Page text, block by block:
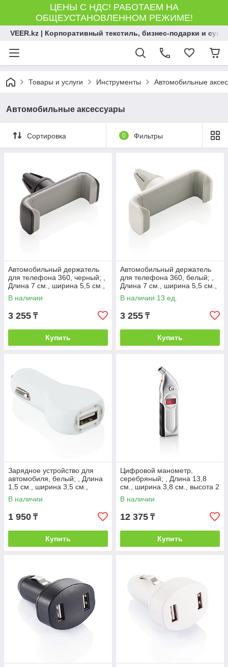
ЦЕНЫ С НДС! РАБОТАЕМ НА
ОБЩЕУСТАНОВЛЕННОМ РЕЖИМЕ!
VEER.kz | Корпоративный текстиль, бизнес-подарки и
Товары и услуги Инструменты Автомобильные
Автомобильные аксессуары
Сортировка 0 Фильтры
Автомобильный держатель
для телефона 360, черный; ,
Длина 7 см., ширина 5,5 см.,
высота 2,5 см., диаметр 0
В наличии
3 255 ₸
Купить
Автомобильный держатель
для телефона 360, белый; ,
Длина 7 см., ширина 5,5 см.,
высота 2,5 см., диаметр 0
см.,
В наличии 13 ед.
3 255 ₸
Купить
Зарядное устройство для
автомобиля, белый; , Длина
1,5 см., ширина 3,5 см.,
высота 7,4 см., диаметр 0
см.,
В наличии
1 950 ₸
Купить
Цифровой манометр,
серебряный; , Длина 13,8
см., ширина 3,8 см., высота 2
см., диаметр 0 см., P239.192
В наличии
12 375 ₸
Купить